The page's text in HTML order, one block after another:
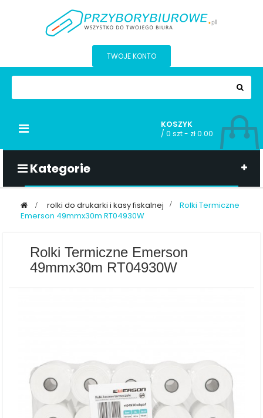
TWOJE KONTO
KOSZYK
/ 0 szt - zł 0.00
Kategorie
Przełącz
> rolki do drukarki i kasy fiskalnej >
Rolki Termiczne
Emerson 49mmx30m RT04930W
Rolki Termiczne Emerson
49mmx30m RT04930W